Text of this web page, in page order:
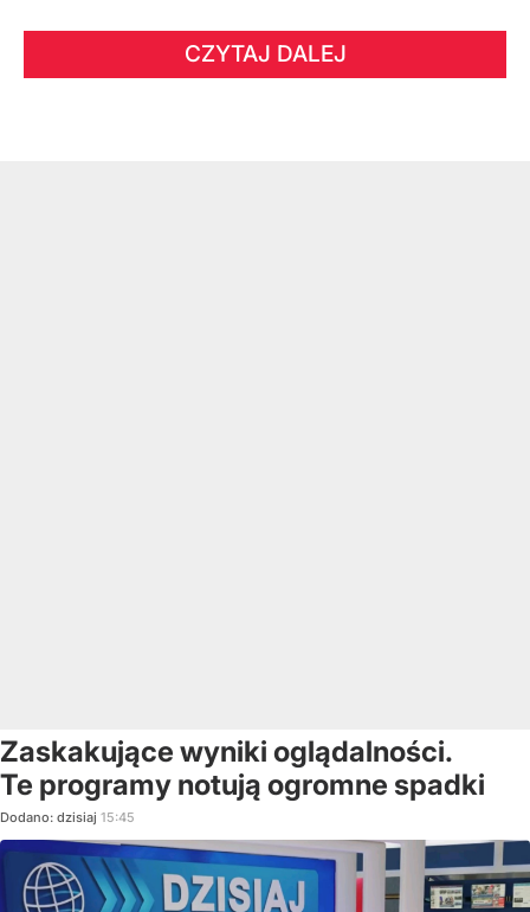
CZYTAJ DALEJ
Zaskakujące wyniki oglądalności.
Te programy notują ogromne spadki
Dodano: dzisiaj 15:45